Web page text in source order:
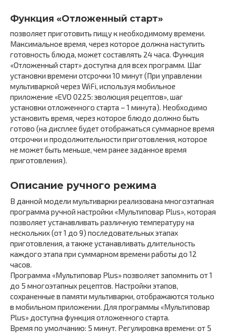
Функция «Отложенный старт»
позволяет приготовить пищу к необходимому времени.
Максимальное время, через которое должна наступить
готовность блюда, может составлять 24 часа. Функция
«Отложенный старт» доступна для всех программ. Шаг
установки времени отсрочки 10 минут (При управлении
мультиваркой через WiFi, используя мобильное
приложение «EVO 0225: эволюция рецептов», шаг
установки отложенного старта – 1 минута). Необходимо
установить время, через которое блюдо должно быть
готово (на дисплее будет отображаться суммарное время
отсрочки и продолжительности приготовления, которое
не может быть меньше, чем ранее заданное время
приготовления).
Описание ручного режима
В данной модели мультиварки реализована многоэтапная
программа ручной настройки «Мультиповар Plus», которая
позволяет устанавливать различную температуру на
нескольких (от 1 до 9) последовательных этапах
приготовления, а также устанавливать длительность
каждого этапа при суммарном времени работы до 12
часов.
Программа «Мультиповар Plus» позволяет запомнить от 1
до 5 многоэтапных рецептов. Настройки этапов,
сохраненные в памяти мультиварки, отображаются только
в мобильном приложении. Для программы «Мультиповар
Plus» доступна функция отложенного старта.
Время по умолчанию: 5 минут. Регулировка времени: от 5